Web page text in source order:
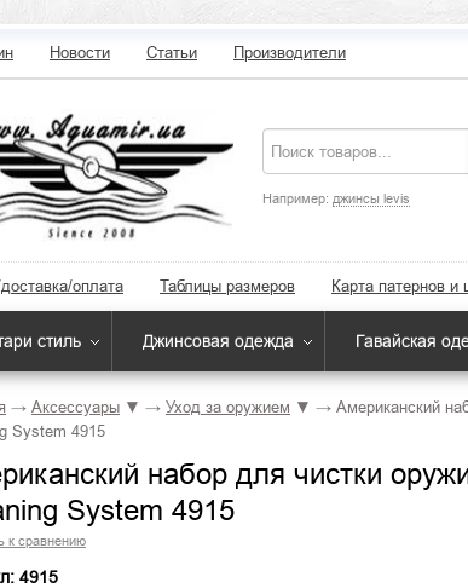
Новости Статьи Производители
Например: джинсы levis
оплата Таблицы размеров Карта патернов и
стиль Джинсовая одежда Гавайская
→ Аксессуары ▼ → Уход за оружием ▼ → Американский
System 4915
набор для чистки
System 4915
к сравнению
4915